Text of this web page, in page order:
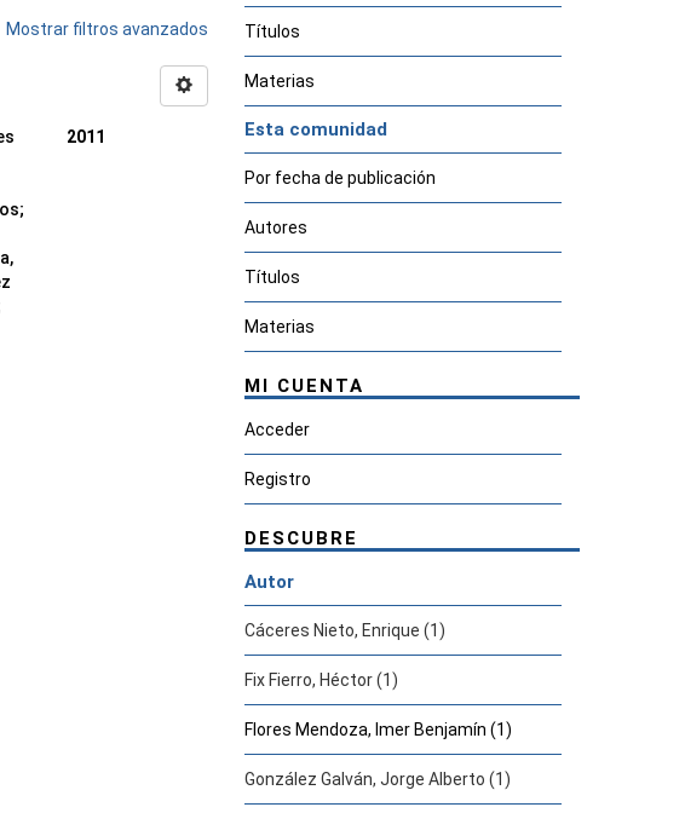
Mostrar filtros avanzados
;
2011
Títulos
Materias
Esta comunidad
Por fecha de publicación
Autores
Títulos
Materias
MI CUENTA
Acceder
Registro
DESCUBRE
Autor
Cáceres Nieto, Enrique (1)
Fix Fierro, Héctor (1)
Flores Mendoza, Imer Benjamín (1)
González Galván, Jorge Alberto (1)